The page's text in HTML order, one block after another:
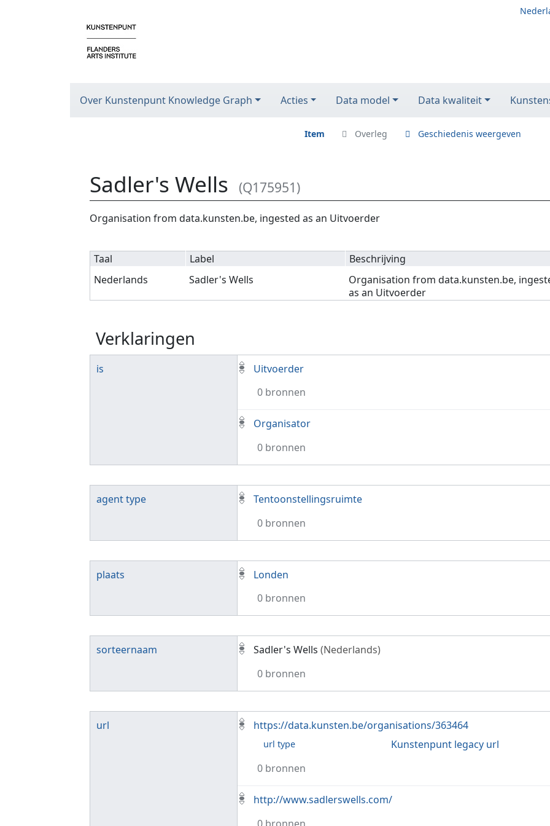
Over Kunstenpunt Knowledge Graph Acties Data model Data kwaliteit
Item Overleg Geschiedenis weergeven
Sadler's Wells (Q175951)
Ga naar:navigatie,zoeken
Organisation from data.kunsten.be, ingested as an Uitvoerder
Taal Label
Beschrijving
Nederlands
Sadler's Wells
Organisation from data.kunsten.be,
as an Uitvoerder
Verklaringen
is
Uitvoerder
0 bronnen
Organisator
0 bronnen
agent type
Tentoonstellingsruimte
0 bronnen
plaats
Londen
0 bronnen
sorteernaam Sadler's Wells (Nederlands)
0 bronnen
url https://data.kunsten.be/organisations/363464
url type
Kunstenpunt legacy url
0 bronnen
http://www.sadlerswells.com/
0 bronnen